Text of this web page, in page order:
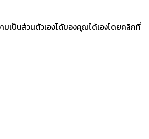
มเป็นส่วนตัวเองได้ของคุณได้เองโดยคลิกที่